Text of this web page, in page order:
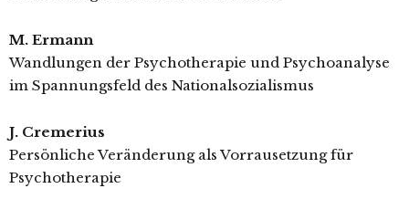
M. Ermann
Wandlungen der Psychotherapie und Psychoanalyse
im Spannungsfeld des Nationalsozialismus
J. Cremerius
Persönliche Veränderung als Vorrausetzung für
Psychotherapie